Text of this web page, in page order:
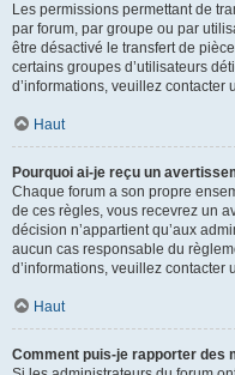
Les permissions permettant de
par forum, par groupe ou par
être désactivé le transfert de
certains groupes d’utilisateurs
d’informations, veuillez contacter
Haut
Pourquoi ai-je reçu un
Chaque forum a son propre
de ces règles, vous recevrez un
décision n’appartient qu’aux
aucun cas responsable du
d’informations, veuillez contacter
Haut
Comment puis-je rapporter des